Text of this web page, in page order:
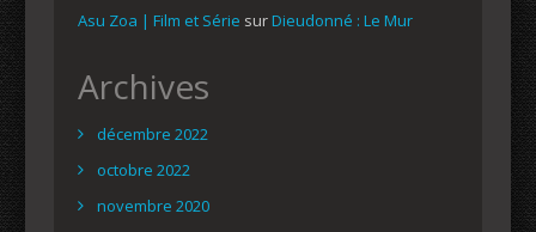
Asu Zoa | Film et Série surDieudonné : Le Mur
Archives
décembre 2022
octobre 2022
novembre 2020